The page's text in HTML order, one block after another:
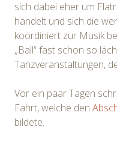
sich dabei eher um
handelt und sich die
koordiniert zur Musik
„Ball“ fast schon so
Tanzveranstaltungen,
Vor ein paar Tagen
Fahrt, welche den
bildete.